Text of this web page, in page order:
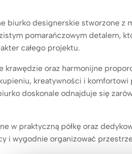
biurko designerskie stworzone z
pomarańczowym detalem,
całego projektu.
krawędzie oraz harmonijne
kreatywności i
doskonale odnajduje się
w praktyczną półkę oraz
i wygodnie organizować